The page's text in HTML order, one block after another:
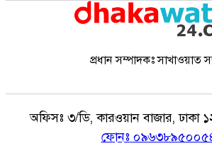
প্রধান সম্পাদকঃ সাখাওয়াত
অফিসঃ ৩/ডি, কারওয়ান বাজার, ঢাকা
ফোনঃ